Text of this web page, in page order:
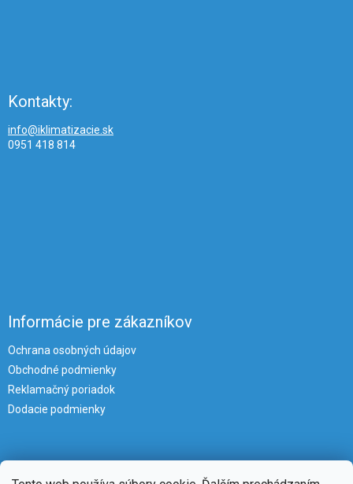
Kontakty:
info@iklimatizacie.sk
0951 418 814
Informácie pre zákazníkov
Ochrana osobných údajov
Obchodné podmienky
Reklamačný poriadok
Dodacie podmienky